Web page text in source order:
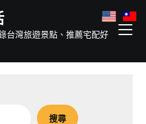
台灣旅遊景點、推薦宅配好
搜尋